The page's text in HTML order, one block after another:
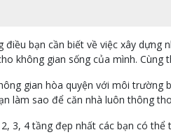
bạn cần biết về việc xây
không gian sống của mình. Cùng
gian hòa quyện với môi trường
làm sao để căn nhà luôn thông
3, 4 tầng đẹp nhất các bạn có